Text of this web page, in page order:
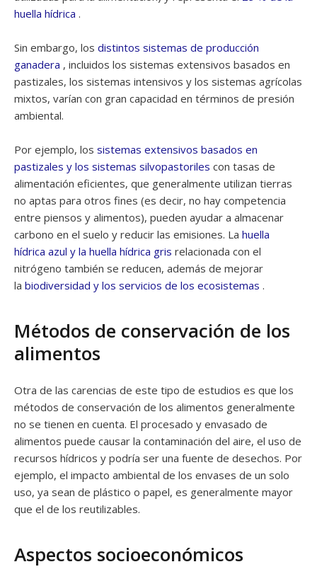
huella hídrica .
Sin embargo, los distintos sistemas de producción
ganadera , incluidos los sistemas extensivos basados ​​en
pastizales, los sistemas intensivos y los sistemas agrícolas
mixtos, varían con gran capacidad en términos de presión
ambiental.
Por ejemplo, los sistemas extensivos basados ​​en
pastizales y los sistemas silvopastoriles con tasas de
alimentación eficientes, que generalmente utilizan tierras
no aptas para otros fines (es decir, no hay competencia
entre piensos y alimentos), pueden ayudar a almacenar
carbono en el suelo y reducir las emisiones. La huella
hídrica azul y la huella hídrica gris relacionada con el
nitrógeno también se reducen, además de mejorar
la biodiversidad y los servicios de los ecosistemas .
Métodos de conservación de los
alimentos
Otra de las carencias de este tipo de estudios es que los
métodos de conservación de los alimentos generalmente
no se tienen en cuenta. El procesado y envasado de
alimentos puede causar la contaminación del aire, el uso de
recursos hídricos y podría ser una fuente de desechos. Por
ejemplo, el impacto ambiental de los envases de un solo
uso, ya sean de plástico o papel, es generalmente mayor
que el de los reutilizables.
Aspectos socioeconómicos